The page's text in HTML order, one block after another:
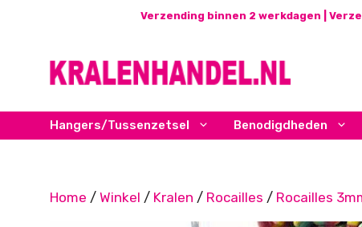
Verzending binnen 2 werkdagen |
Hangers/Tussenzetsel Benodigdheden
Home / Winkel / Kralen / Rocailles / Rocailles